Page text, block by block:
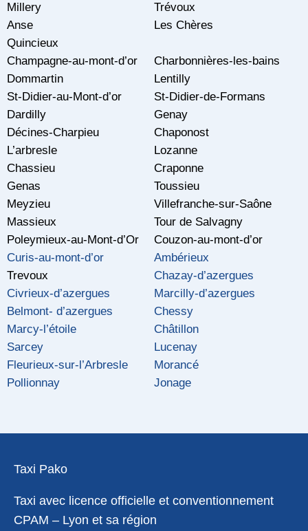
Millery
Trévoux
Anse
Les Chères
Quincieux
Champagne-au-mont-d’or
Charbonnières-les-bains
Dommartin
Lentilly
St-Didier-au-Mont-d’or
St-Didier-de-Formans
Dardilly
Genay
Décines-Charpieu
Chaponost
L’arbresle
Lozanne
Chassieu
Craponne
Genas
Toussieu
Meyzieu
Villefranche-sur-Saône
Massieux
Tour de Salvagny
Poleymieux-au-Mont-d’Or
Couzon-au-mont-d’or
Curis-au-mont-d’or
Ambérieux
Trevoux
Chazay-d’azergues
Civrieux-d’azergues
Marcilly-d’azergues
Belmont- d’azergues
Chessy
Marcy-l’étoile
Châtillon
Sarcey
Lucenay
Fleurieux-sur-l’Arbresle
Morancé
Pollionnay
Jonage
Taxi Pako
Taxi avec licence officielle et conventionnement
CPAM – Lyon et sa région